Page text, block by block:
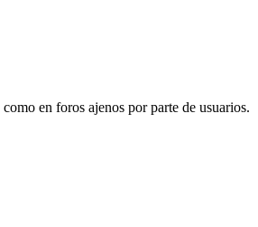
en foros ajenos por parte de usuarios.